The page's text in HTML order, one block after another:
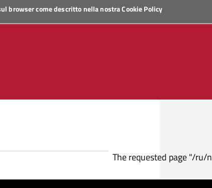
browser come descritto nella nostraCookie Policy
The requested page "/